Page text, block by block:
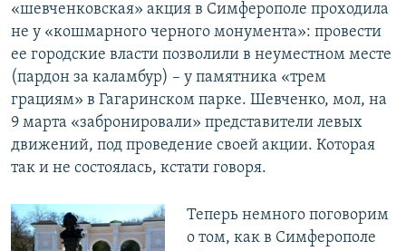
«шевченковская» акция в Симферополе проходила
не у «кошмарного черного монумента»: провести
ее городские власти позволили в неуместном месте
(пардон за каламбур) – у памятника «трем
грациям» в Гагаринском парке. Шевченко, мол, на
9 марта «забронировали» представители левых
движений, под проведение своей акции. Которая
так и не состоялась, кстати говоря.
Теперь немного поговорим
о том, как в Симферополе